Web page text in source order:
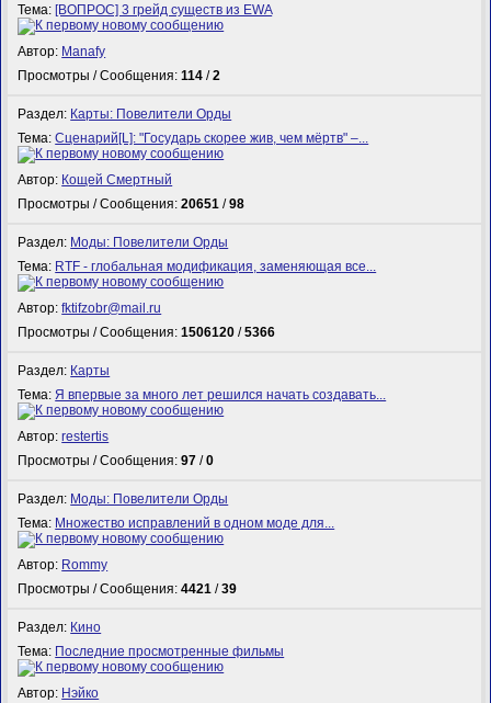
Тема: [ВОПРОС] 3 грейд существ из EWA
Автор: Manafy
Просмотры / Сообщения:114 /2
Раздел: Карты: Повелители Орды
Тема:Сценарий[L]: "Государь скорее жив, чем мёртв" –...
Автор: Кощей Смертный
Просмотры / Сообщения:20651 /98
Раздел: Моды: Повелители Орды
Тема: RTF - глобальная модификация, заменяющая все...
Автор:fktifzobr@mail.ru
Просмотры / Сообщения:1506120 /5366
Раздел: Карты
Тема:Я впервые за много лет решился начать создавать...
Автор:restertis
Просмотры / Сообщения:97 /0
Раздел: Моды: Повелители Орды
Тема: Множество исправлений в одном моде для...
Автор: Rommy
Просмотры / Сообщения:4421 /39
Раздел: Кино
Тема: Последние просмотренные фильмы
Автор: Нэйко